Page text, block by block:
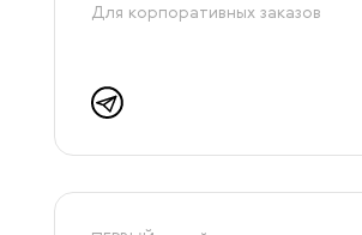
Для корпоративных заказов